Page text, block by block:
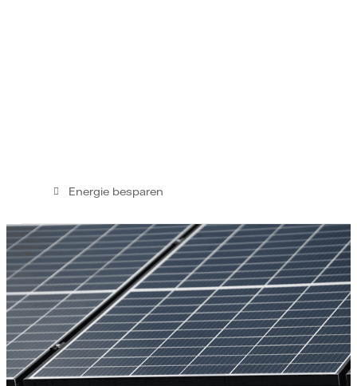
Energie besparen